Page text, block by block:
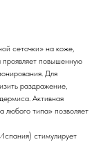
сеточки» на коже,
повышенную
Для
раздражение,
Активная
любого типа» позволяет
стимулирует